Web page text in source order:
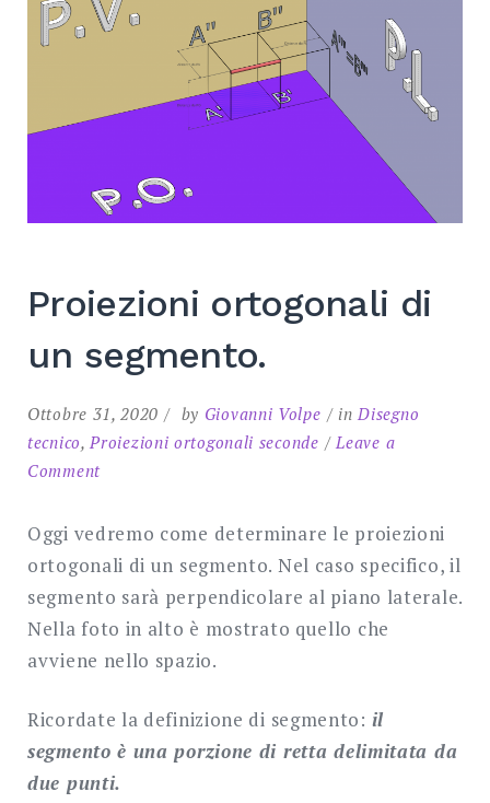
Proiezioni ortogonali di
un segmento.
Ottobre 31, 2020 by Giovanni Volpe in Disegno
tecnico, Proiezioni ortogonali seconde
Leave a
Commenton
ortogonali
di
segmento.
Oggi vedremo come determinare le proiezioni
ortogonali di un segmento. Nel caso specifico, il
segmento sarà perpendicolare al piano laterale.
Nella foto in alto è mostrato quello che
avviene nello spazio.
Ricordate la definizione di segmento: il
segmento è una porzione di retta delimitata da
due punti.